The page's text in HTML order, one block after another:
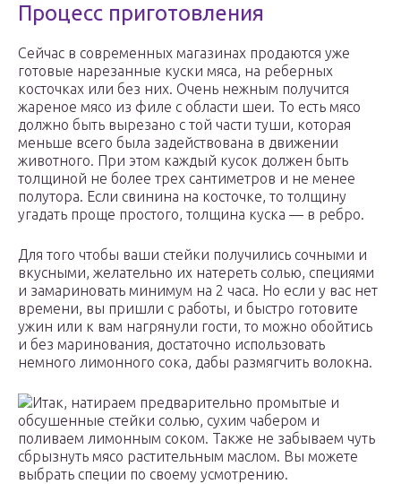
Процесс приготовления
Сейчас в современных магазинах продаются уже
готовые нарезанные куски мяса, на реберных
косточках или без них. Очень нежным получится
жареное мясо из филе с области шеи. То есть мясо
должно быть вырезано с той части туши, которая
меньше всего была задействована в движении
животного. При этом каждый кусок должен быть
толщиной не более трех сантиметров и не менее
полутора. Если свинина на косточке, то толщину
угадать проще простого, толщина куска — в ребро.
Для того чтобы ваши стейки получились сочными и
вкусными, желательно их натереть солью, специями
и замариновать минимум на 2 часа. Но если у вас нет
времени, вы пришли с работы, и быстро готовите
ужин или к вам нагрянули гости, то можно обойтись
и без маринования, достаточно использовать
немного лимонного сока, дабы размягчить волокна.
Итак, натираем предварительно промытые и
обсушенные стейки солью, сухим чабером и
поливаем лимонным соком. Также не забываем чуть
сбрызнуть мясо растительным маслом. Вы можете
выбрать специи по своему усмотрению.